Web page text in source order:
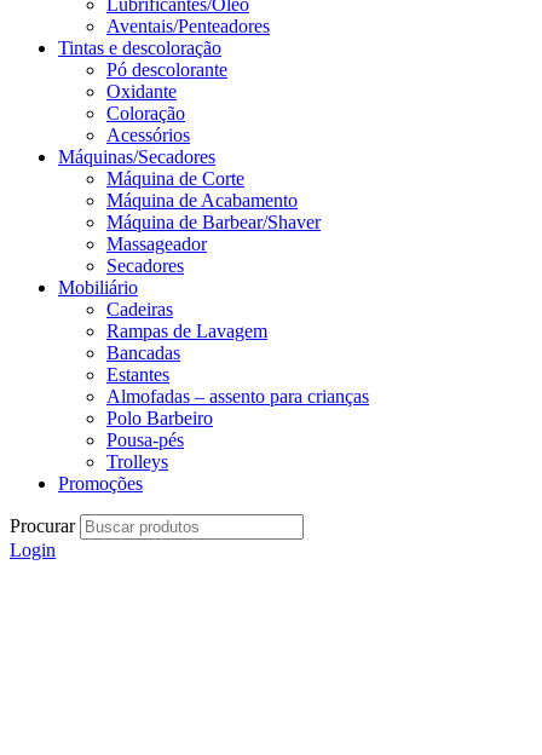
Lubrificantes/Oleo
Aventais/Penteadores
Tintas e descoloração
Pó descolorante
Oxidante
Coloração
Acessórios
Máquinas/Secadores
Máquina de Corte
Máquina de Acabamento
Máquina de Barbear/Shaver
Massageador
Secadores
Mobiliário
Cadeiras
Rampas de Lavagem
Bancadas
Estantes
Almofadas – assento para crianças
Polo Barbeiro
Pousa-pés
Trolleys
Promoções
Procurar
Login